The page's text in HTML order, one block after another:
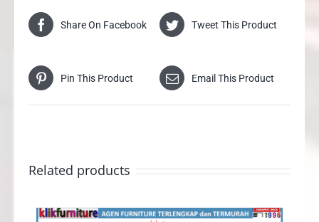
Share On Facebook Tweet This Product
Pin This Product Email This Product
Related products